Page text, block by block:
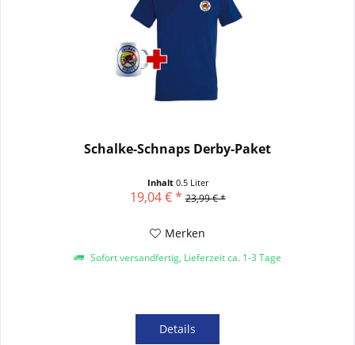
Schalke-Schnaps Derby-Paket
Inhalt 0.5 Liter
19,04 € * 23,99 € *
Merken
Sofort versandfertig, Lieferzeit ca. 1-3 Tage
Details